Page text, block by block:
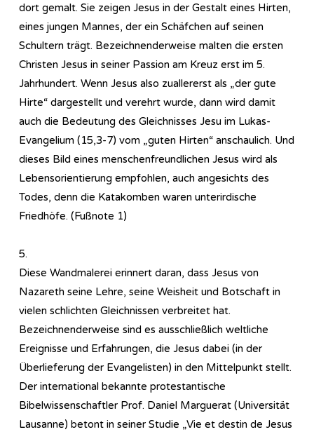
dort gemalt. Sie zeigen Jesus in der Gestalt eines Hirten,
eines jungen Mannes, der ein Schäfchen auf seinen
Schultern trägt. Bezeichnenderweise malten die ersten
Christen Jesus in seiner Passion am Kreuz erst im 5.
Jahrhundert. Wenn Jesus also zuallererst als „der gute
Hirte“ dargestellt und verehrt wurde, dann wird damit
auch die Bedeutung des Gleichnisses Jesu im Lukas-
Evangelium (15,3-7) vom „guten Hirten“ anschaulich. Und
dieses Bild eines menschenfreundlichen Jesus wird als
Lebensorientierung empfohlen, auch angesichts des
Todes, denn die Katakomben waren unterirdische
Friedhöfe. (Fußnote 1)
5.
Diese Wandmalerei erinnert daran, dass Jesus von
Nazareth seine Lehre, seine Weisheit und Botschaft in
vielen schlichten Gleichnissen verbreitet hat.
Bezeichnenderweise sind es ausschließlich weltliche
Ereignisse und Erfahrungen, die Jesus dabei (in der
Überlieferung der Evangelisten) in den Mittelpunkt stellt.
Der international bekannte protestantische
Bibelwissenschaftler Prof. Daniel Marguerat (Universität
Lausanne) betont in seiner Studie „Vie et destin de Jesus